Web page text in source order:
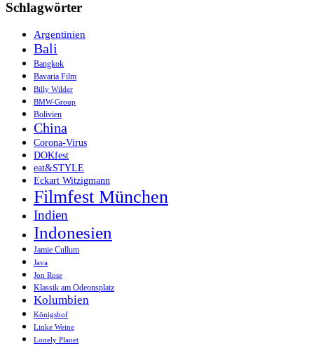
Schlagwörter
Argentinien
Bali
Bangkok
Bavaria Film
Billy Wilder
BMW-Group
Bolivien
China
Corona-Virus
DOKfest
eat&STYLE
Eckart Witzigmann
Filmfest München
Indien
Indonesien
Jamie Cullum
Java
Jon Rose
Klassik am Odeonsplatz
Kolumbien
Königshof
Linke Weine
Lonely Planet